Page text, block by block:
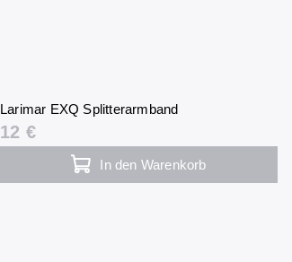
Larimar EXQ Splitterarmband
12 €
In den Warenkorb